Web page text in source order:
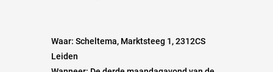
Waar: Scheltema, Marktsteeg 1, 2312CS
Leiden